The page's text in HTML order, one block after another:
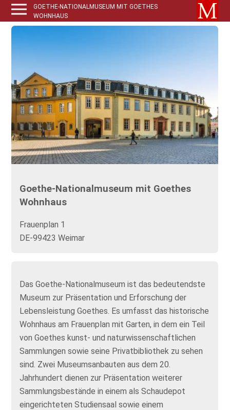
GOETHE-NATIONALMUSEUM MIT GOETHES
WOHNHAUS
Goethe-Nationalmuseum mit Goethes
Wohnhaus
Frauenplan 1
DE-99423 Weimar
Das Goethe-Nationalmuseum ist das bedeutendste
Museum zur Präsentation und Erforschung der
Lebensleistung Goethes. Es umfasst das historische
Wohnhaus am Frauenplan mit Garten, in dem ein Teil
von Goethes kunst- und naturwissenschaftlichen
Sammlungen sowie seine Privatbibliothek zu sehen
sind. Zwei Museumsanbauten aus dem 20.
Jahrhundert dienen zur Präsentation weiterer
Sammlungsbestände in einem als Schaudepot
eingerichteten Studiensaal sowie einem